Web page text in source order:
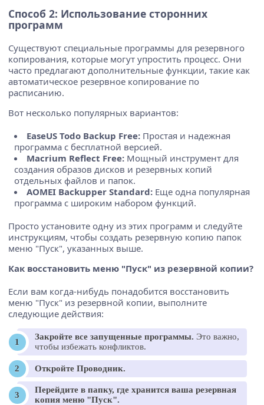
Способ 2: Использование сторонних
программ
Существуют специальные программы для резервного
копирования, которые могут упростить процесс. Они
часто предлагают дополнительные функции, такие как
автоматическое резервное копирование по
расписанию.
Вот несколько популярных вариантов:
EaseUS Todo Backup Free: Простая и надежная
программа с бесплатной версией.
Macrium Reflect Free: Мощный инструмент для
создания образов дисков и резервных копий
отдельных файлов и папок.
AOMEI Backupper Standard: Еще одна популярная
программа с широким набором функций.
Просто установите одну из этих программ и следуйте
инструкциям, чтобы создать резервную копию папок
меню "Пуск", указанных выше.
Как восстановить меню "Пуск" из резервной копии?
Если вам когда-нибудь понадобится восстановить
меню "Пуск" из резервной копии, выполните
следующие действия:
Закройте все запущенные программы. Это важно,
чтобы избежать конфликтов.
Откройте Проводник.
Перейдите в папку, где хранится ваша резервная
копия меню "Пуск".